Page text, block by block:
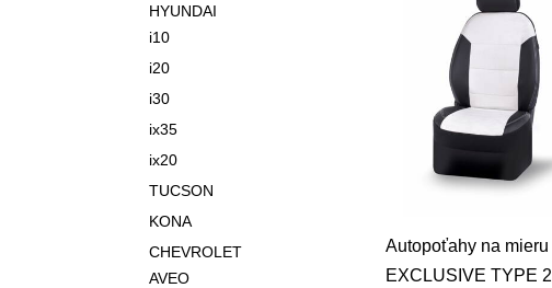
Autopoťahy na mieru
EXCLUSIVE TYPE 2
HYUNDAI
i10
i20
i30
ix35
ix20
TUCSON
KONA
CHEVROLET
AVEO